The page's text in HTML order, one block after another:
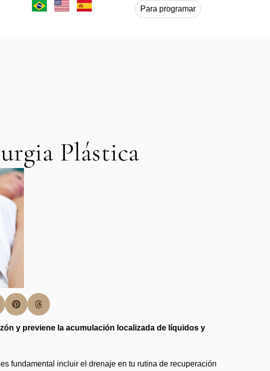
Para programar
Plástica
y previene la acumulación localizada de líquidos y
fundamental incluir el drenaje en tu rutina de recuperación